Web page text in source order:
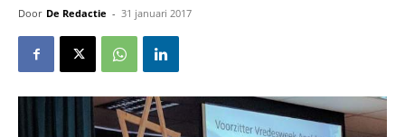
Door De Redactie - 31 januari 2017